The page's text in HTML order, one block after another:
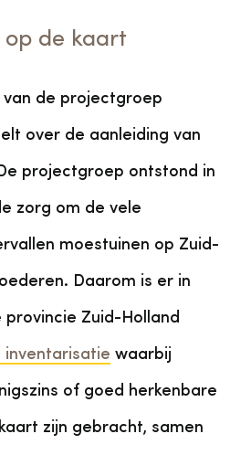
de kaart
van de projectgroep
over de aanleiding van
projectgroep ontstond in
zorg om de vele
moestuinen op Zuid-
Daarom is er in
Zuid-Holland
inventarisatie waarbij
of goed herkenbare
zijn gebracht, samen